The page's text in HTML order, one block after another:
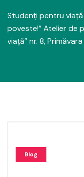
Studenți pentru viață
poveste!” Atelier de
viață” nr. 8,
Blog